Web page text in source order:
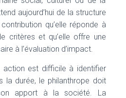
aujourd’hui de la structure
qu’elle réponde à
critères et qu’elle offre une
à l’évaluation d’impact.
action est difficile à identifier
la durée, le philanthrope doit
apport à la société. La